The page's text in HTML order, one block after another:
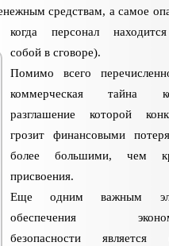
средствам, а самое
когда персонал
собой в сговоре).
Помимо всего
коммерческая тайна
разглашение которой
грозит финансовыми
более большими, чем
присвоения.
Еще одним важным
обеспечения
безопасности является